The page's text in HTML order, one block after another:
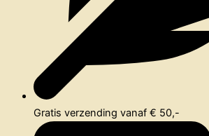
Gratis verzending vanaf € 50,-